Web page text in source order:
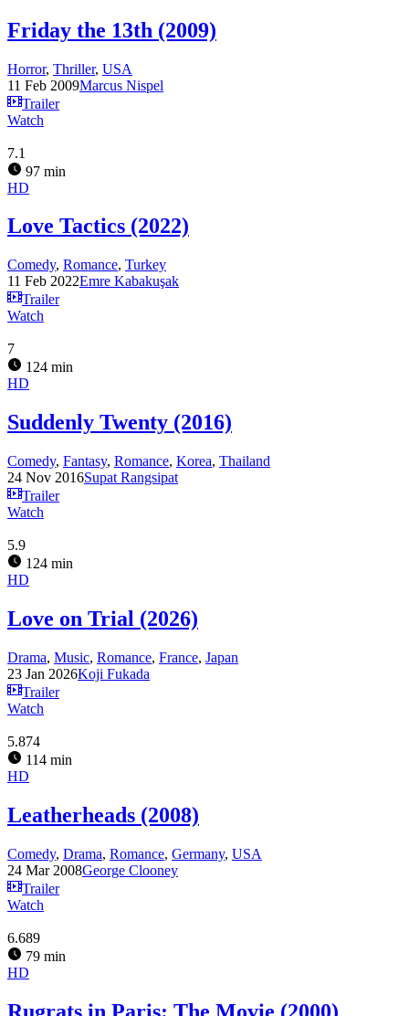
Friday the 13th (2009)
Horror, Thriller, USA
11 Feb 2009Marcus Nispel
Trailer
Watch
7.1
97 min
HD
Love Tactics (2022)
Comedy, Romance, Turkey
11 Feb 2022Emre Kabakuşak
Trailer
Watch
7
124 min
HD
Suddenly Twenty (2016)
Comedy, Fantasy, Romance, Korea, Thailand
24 Nov 2016Supat Rangsipat
Trailer
Watch
5.9
124 min
HD
Love on Trial (2026)
Drama, Music, Romance, France, Japan
23 Jan 2026Koji Fukada
Trailer
Watch
5.874
114 min
HD
Leatherheads (2008)
Comedy, Drama, Romance, Germany, USA
24 Mar 2008George Clooney
Trailer
Watch
6.689
79 min
HD
Rugrats in Paris: The Movie (2000)